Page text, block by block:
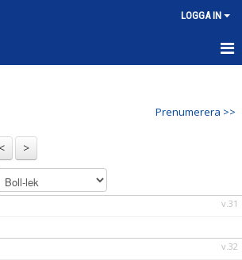
LOGGA IN
Prenumerera >>
v.31
v.32